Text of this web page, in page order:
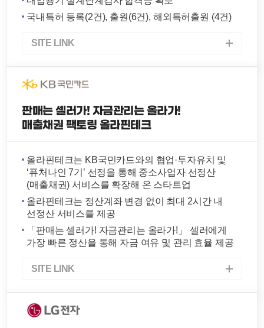
국내특허 등록(2건), 출원(6건), 해외특허출원 (4건)
SITE LINK
판매는 셀러가! 자금관리는 올라가!
매출채권 팩토링 올라핀테크
올라핀테크는 KB국민카드와의 협업·투자유치 및
‘퓨처나인 7기’ 선정을 통해 중소사업자 선정산
(매출채권) 서비스를 확장해 온 스타트업
올라핀테크는 정산계좌 변경 없이 최대 2시간 내
선정산 서비스를 제공
「판매는 셀러가! 자금관리는 올라가!」 셀러에게
가장 빠른 정산을 통해 자금 여유 및 관리 효율 제공
SITE LINK